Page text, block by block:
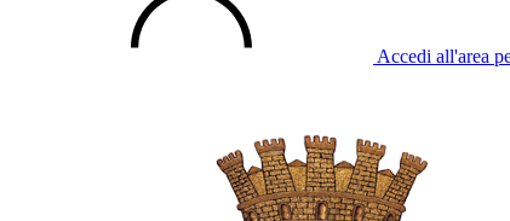
Accedi all'area